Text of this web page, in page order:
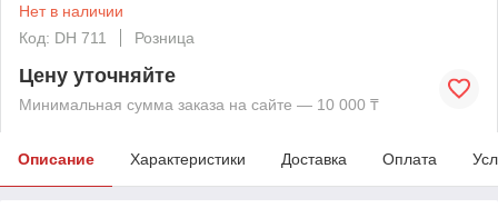
Нет в наличии
Код: DH 711
Розница
Цену уточняйте
Минимальная сумма заказа на сайте — 10 000 ₸
Описание Характеристики Доставка Оплата